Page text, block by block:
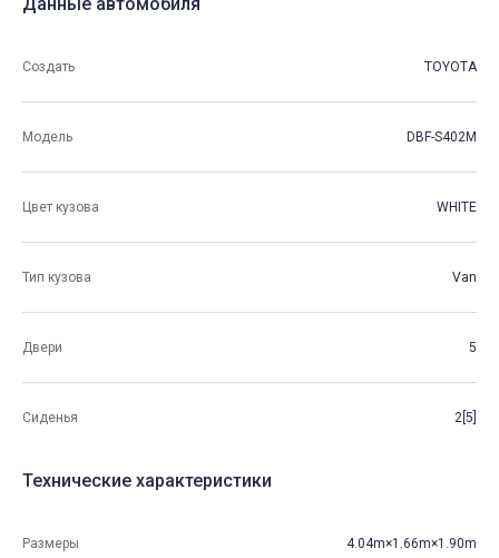
Создать TOYOTA
Модель DBF-S402M
Цвет кузова WHITE
Тип кузова Van
Двери 5
Сиденья 2[5]
Технические характеристики
Размеры 4.04m×1.66m×1.90m